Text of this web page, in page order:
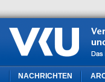
NACHRICHTEN